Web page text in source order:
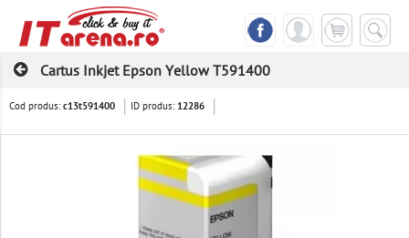
Cartus Inkjet Epson Yellow T591400
Cod produs:c13t591400 ID produs: 12286